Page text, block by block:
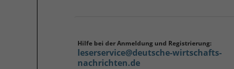
Hilfe bei der Anmeldung und Registrierung:
leserservice@deutsche-wirtschafts-
nachrichten.de